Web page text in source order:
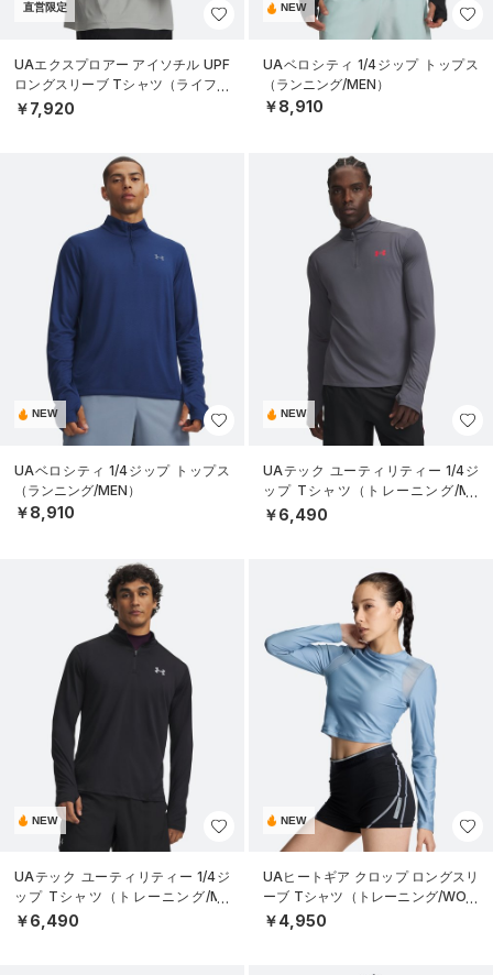
直営限定
UAエクスプロアー アイソチル UPF
ロングスリーブ Tシャツ（ライフス
タイル/MEN）
￥7,920
NEW
UAベロシティ 1/4ジップ トップス
（ランニング/MEN）
￥8,910
NEW
UAベロシティ 1/4ジップ トップス
（ランニング/MEN）
￥8,910
NEW
UAテック ユーティリティー 1/4ジ
ップ Tシャツ（トレーニング/ME
N）
￥6,490
NEW
UAテック ユーティリティー 1/4ジ
ップ Tシャツ（トレーニング/ME
N）
￥6,490
NEW
UAヒートギア クロップ ロングスリ
ーブ Tシャツ（トレーニング/WOM
EN）
￥4,950